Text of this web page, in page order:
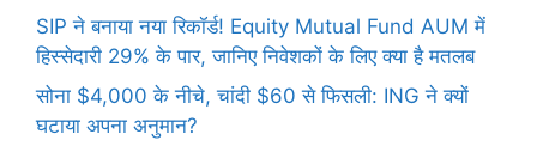
SIP ने बनाया नया रिकॉर्ड! Equity Mutual Fund AUM में
हिस्सेदारी 29% के पार, जानिए निवेशकों के लिए क्या है मतलब
सोना $4,000 के नीचे, चांदी $60 से फिसली: ING ने क्यों
घटाया अपना अनुमान?